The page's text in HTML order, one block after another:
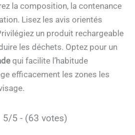
la composition, la contenance
Lisez les avis orientés
un produit rechargeable
les déchets. Optez pour un
qui facilite l’habitude
efficacement les zones les
5/5 - (63 votes)